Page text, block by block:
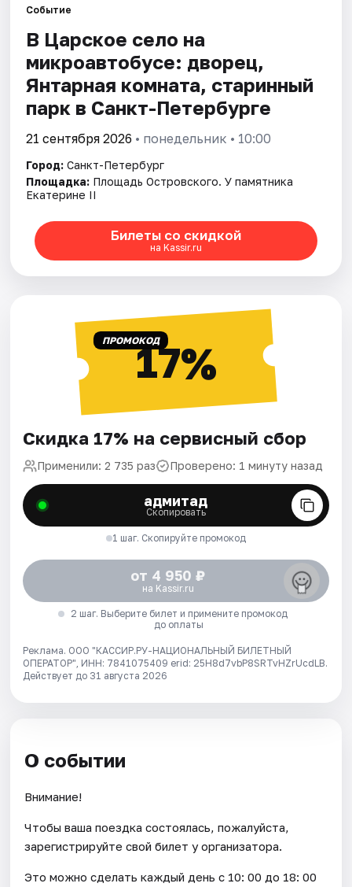
Событие
В Царское село на
микроавтобусе: дворец,
Янтарная комната, старинный
парк в Санкт-Петербурге
21 сентября 2026 • понедельник • 10:00
Город: Санкт-Петербург
Площадка: Площадь Островского. У памятника
Екатерине II
Билеты со скидкой
на Kassir.ru
ПРОМОКОД17%
Скидка 17% на сервисный сбор
Применили: 2 735 раз Проверено: 1 минуту назад
адмитад
Скопировать
1 шаг. Скопируйте промокод
от 4 950 ₽
на Kassir.ru
2 шаг. Выберите билет и примените промокод
до оплаты
Реклама. ООО "КАССИР.РУ-НАЦИОНАЛЬНЫЙ БИЛЕТНЫЙ
ОПЕРАТОР", ИНН: 7841075409 erid: 25H8d7vbP8SRTvHZrUcdLB.
Действует до 31 августа 2026
О событии
Внимание!
Чтобы ваша поездка состоялась, пожалуйста,
зарегистрируйте свой билет у организатора.
Это можно сделать каждый день c 10: 00 до 18: 00